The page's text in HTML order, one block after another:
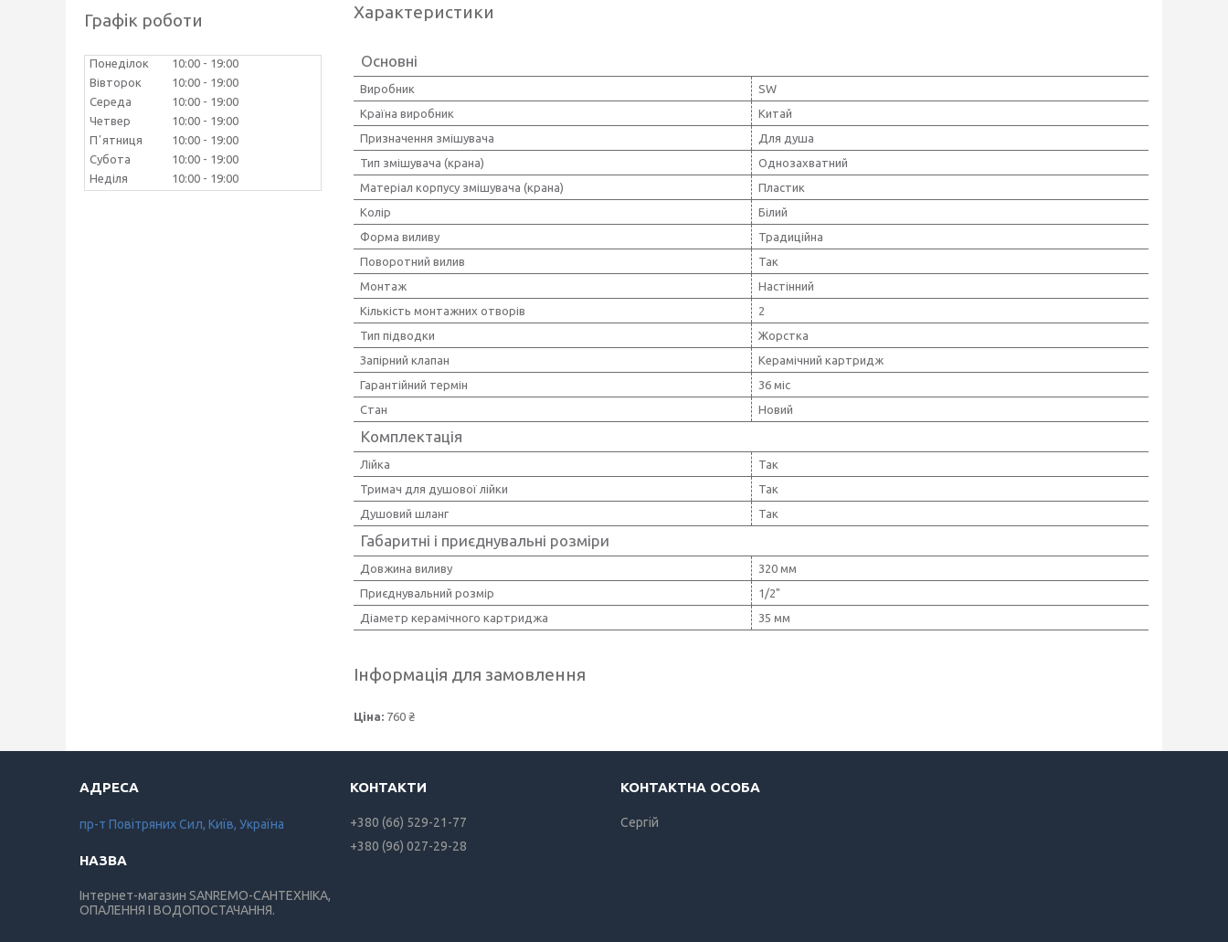
Характеристики
Основні
Виробник
SW
Країна виробник
Китай
Призначення змішувача
Для душа
Тип змішувача (крана)
Однозахватний
Матеріал корпусу змішувача (крана)
Пластик
Колір
Білий
Форма виливу
Традиційна
Поворотний вилив
Так
Монтаж
Настінний
Кількість монтажних отворів
2
Тип підводки
Жорстка
Запірний клапан
Керамічний картридж
Гарантійний термін
36 міс
Стан
Новий
Комплектація
Лійка
Так
Тримач для душової лійки
Так
Душовий шланг
Так
Габаритні і приєднувальні розміри
Довжина виливу
320 мм
Приєднувальний розмір
1/2"
Діаметр керамічного картриджа
35 мм
Інформація для замовлення
Ціна: 760 ₴
Графік роботи
Понеділок 10:00
19:00
Вівторок
10:00
19:00
Середа
10:00
19:00
Четвер
10:00
19:00
Пʼятниця
10:00
19:00
Субота
10:00
19:00
Неділя
10:00 19:00
пр-т Повiтряних Сил, Київ, Україна
Інтернет-магазин SANREMO-САНТЕХНІКА,
ОПАЛЕННЯ І ВОДОПОСТАЧАННЯ.
+380 (66) 529-21-77
+380 (96) 027-29-28
Сергiй